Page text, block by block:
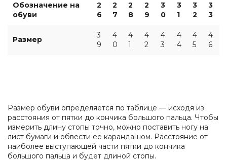
Обозначение на
обуви
2
6
2
7
2
8
2
9
3
0
3
1
3
2
3
3
Размер
3
9
4
0
4
1
4
2
4
3
4
4
4
5
4
6
Размер обуви определяется по таблице — исходя из
расстояния от пятки до кончика большого пальца. Чтобы
измерить длину стопы точно, можно поставить ногу на
лист бумаги и обвести её карандашом. Расстояние от
наиболее выступающей части пятки до кончика
большого пальца и будет длиной стопы.